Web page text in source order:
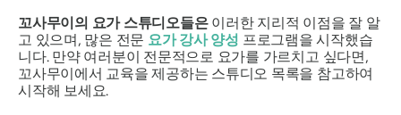
꼬사무이의 요가 스튜디오들은이러한 지리적 이점을 잘 알
고 있으며, 많은 전문 요가 강사 양성 프로그램을 시작했습
니다. 만약 여러분이 전문적으로 요가를 가르치고 싶다면,
꼬사무이에서 교육을 제공하는 스튜디오 목록을 참고하여
시작해 보세요.